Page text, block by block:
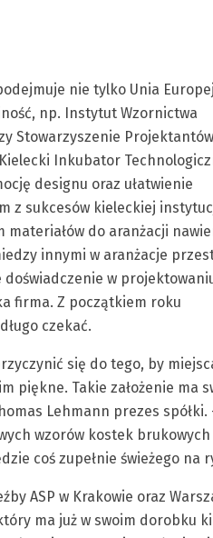
nie tylko Unia
np. Instytut Wzornictwa
Stowarzyszenie
Inkubator
designu oraz ułatwienie
z sukcesów kieleckiej
do aranżacji
innymi w aranżacje
doświadczenie w
firma. Z początkiem roku
czekać.
się do tego, by
piękne. Takie założenie ma
Lehmann prezes spółki.
wzorów kostek brukowych
coś zupełnie świeżego na
ASP w Krakowie oraz
ma już w swoim dorobku